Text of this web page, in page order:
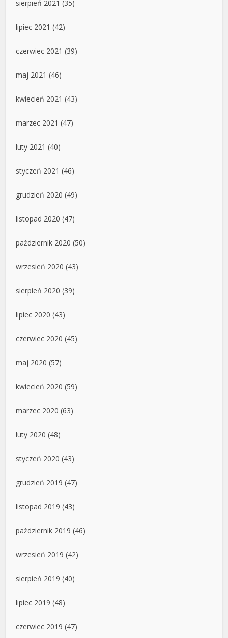
sierpień 2021 (35)
lipiec 2021 (42)
czerwiec 2021 (39)
maj 2021 (46)
kwiecień 2021 (43)
marzec 2021 (47)
luty 2021 (40)
styczeń 2021 (46)
grudzień 2020 (49)
listopad 2020 (47)
październik 2020 (50)
wrzesień 2020 (43)
sierpień 2020 (39)
lipiec 2020 (43)
czerwiec 2020 (45)
maj 2020 (57)
kwiecień 2020 (59)
marzec 2020 (63)
luty 2020 (48)
styczeń 2020 (43)
grudzień 2019 (47)
listopad 2019 (43)
październik 2019 (46)
wrzesień 2019 (42)
sierpień 2019 (40)
lipiec 2019 (48)
czerwiec 2019 (47)